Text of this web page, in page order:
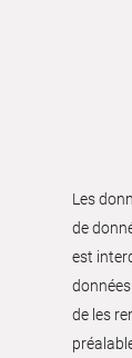
Les
de
est
de les